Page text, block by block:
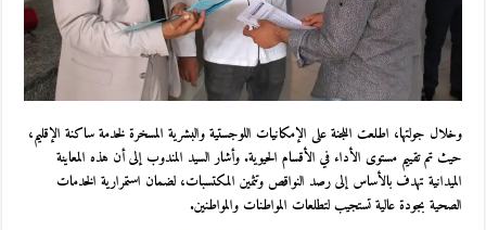
وخلال جولتها، اطلعت اللجنة على الإمكانيات اللوجستية والبشرية المسخرة لخدمة ساكنة الإقليم،
حيث تم تقييم مستوى الأداء في الأقسام الحيوية. وأشار السيد المندوب إلى أن هذه المعاينة
الميدانية تهدف بالأساس إلى رصد النواقص وتثمين المكتسبات، لضمان استمرارية الخدمات
الصحية بجودة عالية تستجيب لتطلعات المواطنات والمواطنين.